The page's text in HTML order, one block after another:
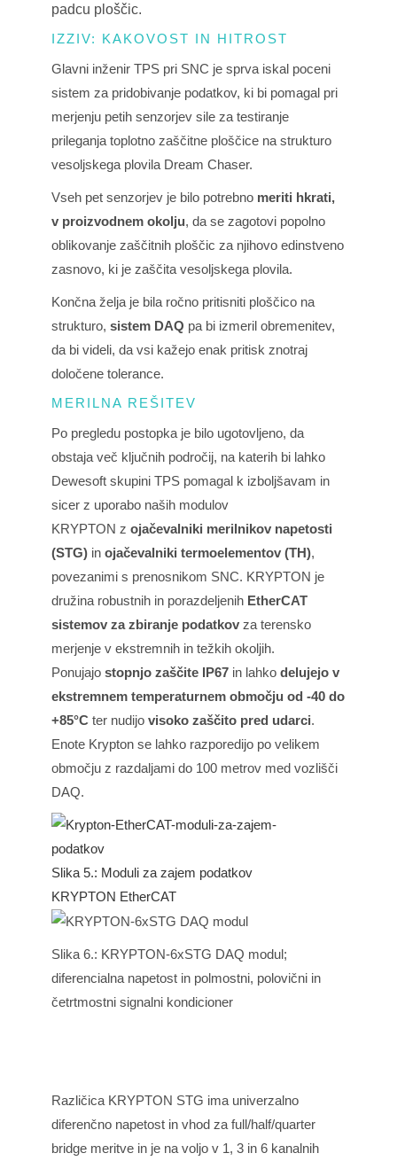
padcu ploščic.
IZZIV: KAKOVOST IN HITROST
Glavni inženir TPS pri SNC je sprva iskal poceni
sistem za pridobivanje podatkov, ki bi pomagal pri
merjenju petih senzorjev sile za testiranje
prileganja toplotno zaščitne ploščice na strukturo
vesoljskega plovila Dream Chaser.
Vseh pet senzorjev je bilo potrebno meriti hkrati,
v proizvodnem okolju, da se zagotovi popolno
oblikovanje zaščitnih ploščic za njihovo edinstveno
zasnovo, ki je zaščita vesoljskega plovila.
Končna želja je bila ročno pritisniti ploščico na
strukturo,sistem DAQ pa bi izmeril obremenitev,
da bi videli, da vsi kažejo enak pritisk znotraj
določene tolerance.
MERILNA REŠITEV
Po pregledu postopka je bilo ugotovljeno, da
obstaja več ključnih področij, na katerih bi lahko
Dewesoft skupini TPS pomagal k izboljšavam in
sicer z uporabo naših modulov
KRYPTON zojačevalniki merilnikov napetosti
(STG) inojačevalniki termoelementov (TH),
povezanimi s prenosnikom SNC. KRYPTON je
družina robustnih in porazdeljenih EtherCAT
sistemov za zbiranje podatkov za terensko
merjenje v ekstremnih in težkih okoljih.
Ponujajostopnjo zaščite IP67 in lahkodelujejo v
ekstremnem temperaturnem območju od -40 do
+85°C ter nudijovisoko zaščito pred udarci.
Enote Krypton se lahko razporedijo po velikem
območju z razdaljami do 100 metrov med vozlišči
DAQ.
Slika 5.: Moduli za zajem podatkov
KRYPTON EtherCAT
Slika 6.: KRYPTON-6xSTG DAQ modul;
diferencialna napetost in polmostni, polovični in
četrtmostni signalni kondicioner
Različica KRYPTON STG ima univerzalno
diferenčno napetost in vhod za full/half/quarter
bridge meritve in je na voljo v 1, 3 in 6 kanalnih